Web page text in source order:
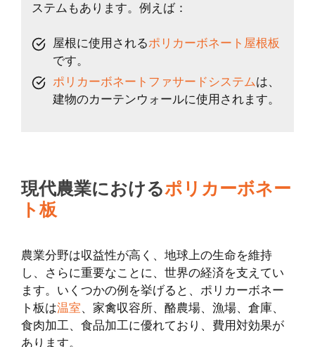
ステムもあります。例えば：
屋根に使用されるポリカーボネート屋根板
です。
ポリカーボネートファサードシステムは、
建物のカーテンウォールに使用されます。
現代農業におけるポリカーボネー
ト板
農業分野は収益性が高く、地球上の生命を維持
し、さらに重要なことに、世界の経済を支えてい
ます。いくつかの例を挙げると、ポリカーボネー
ト板は温室、家禽収容所、酪農場、漁場、倉庫、
食肉加工、食品加工に優れており、費用対効果が
あります。